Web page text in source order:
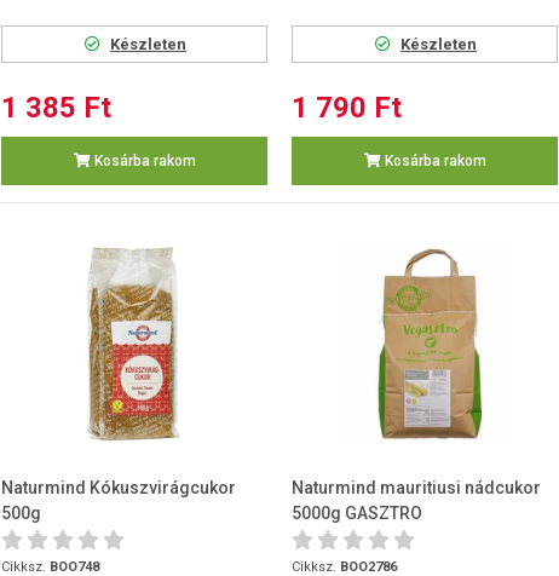
Készleten
1 385 Ft
Kosárba rakom
Készleten
1 790 Ft
Kosárba rakom
Naturmind Kókuszvirágcukor
500g
Cikksz. BOO748
Naturmind mauritiusi nádcukor
5000g GASZTRO
Cikksz. BOO2786